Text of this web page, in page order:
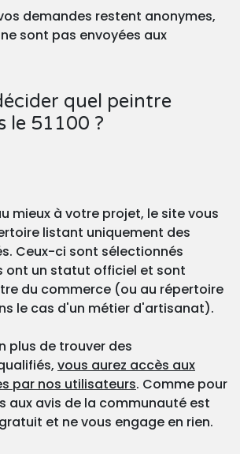
demandes restent anonymes,
sont pas envoyées aux
quel peintre
le 51100 ?
mieux à votre projet, le site vous
listant uniquement des
Ceux-ci sont sélectionnés
ont un statut officiel et sont
du commerce (ou au répertoire
le cas d'un métier d'artisanat).
plus de trouver des
vous aurez accès aux
par nos utilisateurs. Comme pour
aux avis de la communauté est
et ne vous engage en rien.